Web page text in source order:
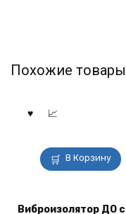
Похожие товары
В Корзину
Виброизолятор ДО с